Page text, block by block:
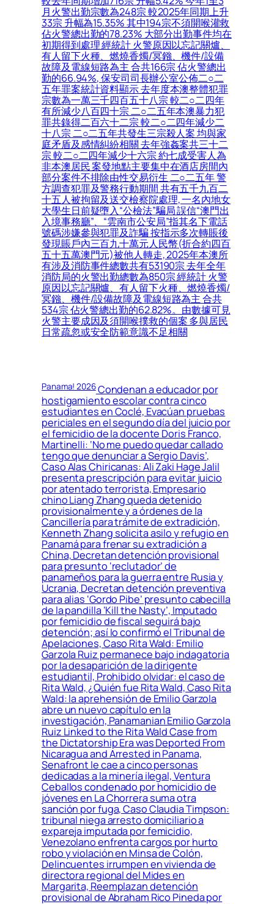
月火警出勤宗數為248宗 較2025年同期上升
33宗 升幅為15.35% 其中194宗不須開喉灌救
佔火警總出勤的78.23% 大部分出勤事件均在
初期得到處理 經統計 火警原因以忘記關爐、
有人留下火種、燃燒香燭/冥鏹、機件/設備
故障及電線短路為主 合共166宗 佔火警總出
勤的66.94%, 保安司司長辦公室公佈二○二
五年罪案統計資料顯示 去年度本澳整體犯罪
宗數為一萬三千四百五十八宗 較二○二四年
有所減少八百四十宗 二○二五年本澳暴力犯
罪共錄得二百六十二宗 較二○二四年減少二
十八宗 二○二五年共發生三宗殺人案 均與家
庭矛盾及感情糾紛相關 去年強姦案共三十二
宗 較二○二四年減少十六宗 約七成受害人為
非本澳居民 案發地點主要集中在酒店房間內
部分案件不排除由性交易衍生 二○二五年 警
方調查犯罪及警務行動期間 共有五千九百二
十五人被拘留及送交檢察院處理, 一名內地女
大學生日前疑墮入“公檢法”騙局 誤信“澳門出
入境事務廳”、“雲南市公安局”指其名下電話
號碼涉嫌參與犯罪及詐騙 按指示多次轉賬後
發現賬戶內三百九十萬元人民幣(折合約四百
五十五萬澳門元)被他人轉走, 2025年本澳所
有涉及消防事件總數共有53190宗 去年全年
消防局的火警出勤總數為850宗 經統計 火警
原因以忘記關爐、有人留下火種、燃燒香燭/
冥鏹、機件/設備故障及電線短路為主 合共
534宗 佔火警總出勤的62.82%。由數據可見
火警主要成因及須開喉撲救的個案 多與居民
日常疏忽或安全防範意識不足相關
Panama! 2026Condenan a educador por
hostigamiento escolar contra cinco
estudiantes en Coclé, Evacúan pruebas
periciales en el segundo día del juicio por
el femicidio de la docente Doris Franco,
Martinelli: ‘No me puedo quedar callado
tengo que denunciar a Sergio Davis’,
Caso Alas Chiricanas: Ali Zaki Hage Jalil
presenta prescripción para evitar juicio
por atentado terrorista, Empresario
chino Liang Zhang queda detenido
provisionalmente y a órdenes de la
Cancillería para trámite de extradición,
Kenneth Zhang solicita asilo y refugio en
Panamá para frenar su extradición a
China, Decretan detención provisional
para presunto ‘reclutador’ de
panameños para la guerra entre Rusia y
Ucrania, Decretan detención preventiva
para alias ‘Gordo Pibe’ presunto cabecilla
de la pandilla ‘Kill the Nasty’, Imputado
por femicidio de fiscal seguirá bajo
detención; así lo confirmó el Tribunal de
Apelaciones, Caso Rita Wald: Emilio
Garzola Ruiz permanece bajo indagatoria
por la desaparición de la dirigente
estudiantil, Prohibido olvidar: el caso de
Rita Wald, ¿Quién fue Rita Wald, Caso Rita
Wald: la aprehensión de Emilio Garzola
abre un nuevo capítulo en la
investigación, Panamanian Emilio Garzola
Ruiz Linked to the Rita Wald Case from
the Dictatorship Era was Deported From
Nicaragua and Arrested in Panama,
Senafront le cae a cinco personas
dedicadas a la minería ilegal, Ventura
Ceballos condenado por homicidio de
jóvenes en La Chorrera suma otra
sanción por fuga, Caso Claudia Timpson:
tribunal niega arresto domiciliario a
expareja imputada por femicidio,
Venezolano enfrenta cargos por hurto
robo y violación en Minsa de Colón,
Delincuentes irrumpen en vivienda de
directora regional del Mides en
Margarita, Reemplazan detención
provisional de Abraham Rico Pineda por